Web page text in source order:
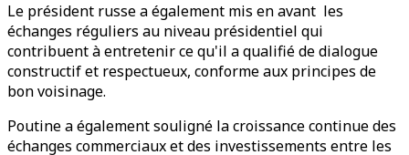
Le président russe a également mis en avant les
échanges réguliers au niveau présidentiel qui
contribuent à entretenir ce qu'il a qualifié de dialogue
constructif et respectueux, conforme aux principes de
bon voisinage.
Poutine a également souligné la croissance continue des
échanges commerciaux et des investissements entre les